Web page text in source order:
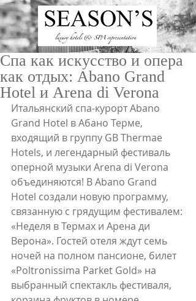
ru/en
Спа как искусство и опера
как отдых: Abano Grand
Hotel и Arena di Verona
Итальянский спа-курорт Abano
Grand Hotel в Абано Терме,
входящий в группу GB Thermae
Hotels, и легендарный фестиваль
оперной музыки Arena di Verona
объединяются! В Abano Grand
Hotel создали новую программу,
связанную с грядущим фестивалем:
«Неделя в Термах и Арена ди
Верона». Гостей отеля ждут семь
ночей на полном пансионе, билет
«Poltronissima Parket Gold» на
выбранный спектакль фестиваля,